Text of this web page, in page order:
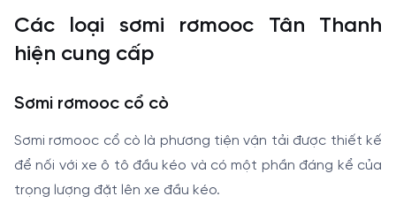
Các loại sơmi rơmooc Tân Thanh
hiện cung cấp
Sơmi rơmooc cổ cò
Sơmi rơmooc cổ cò là phương tiện vận tải được thiết kế
để nối với xe ô tô đầu kéo và có một phần đáng kể của
trọng lượng đặt lên xe đầu kéo.